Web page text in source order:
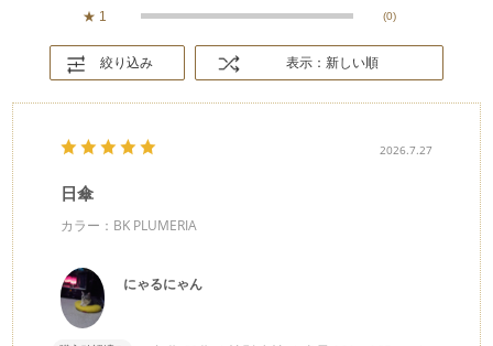
★ 1 (0)
絞り込み 表示：新しい順
2026.7.27
日傘
カラー：BK PLUMERIA
にゃるにゃん